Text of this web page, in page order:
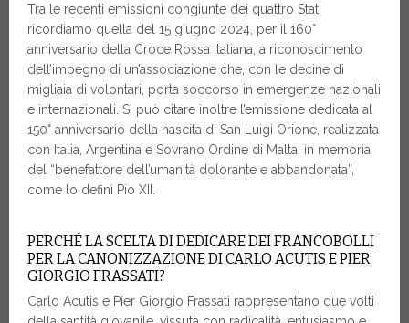
Tra le recenti emissioni congiunte dei quattro Stati
ricordiamo quella del 15 giugno 2024, per il 160°
anniversario della Croce Rossa Italiana, a riconoscimento
dell’impegno di un’associazione che, con le decine di
migliaia di volontari, porta soccorso in emergenze nazionali
e internazionali. Si può citare inoltre l’emissione dedicata al
150° anniversario della nascita di San Luigi Orione, realizzata
con Italia, Argentina e Sovrano Ordine di Malta, in memoria
del “benefattore dell’umanità dolorante e abbandonata”,
come lo definì Pio XII.
PERCHÉ LA SCELTA DI DEDICARE DEI FRANCOBOLLI
PER LA CANONIZZAZIONE DI CARLO ACUTIS E PIER
GIORGIO FRASSATI?
Carlo Acutis e Pier Giorgio Frassati rappresentano due volti